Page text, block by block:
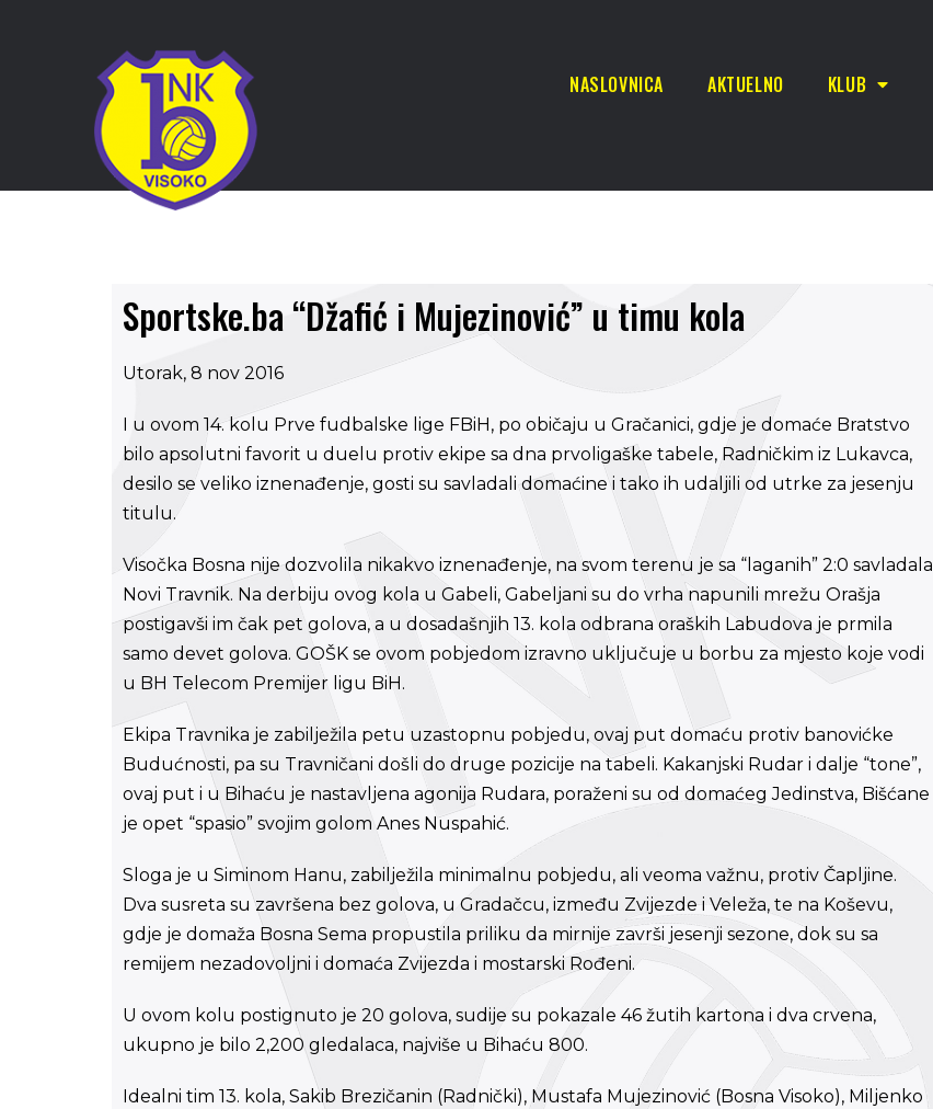
NASLOVNICA AKTUELNO KLUB
Sportske.ba “Džafić i Mujezinović” u timu kola
Utorak, 8 nov 2016
I u ovom 14. kolu Prve fudbalske lige FBiH, po običaju u Gračanici, gdje je domaće Bratstvo
bilo apsolutni favorit u duelu protiv ekipe sa dna prvoligaške tabele, Radničkim iz Lukavca,
desilo se veliko iznenađenje, gosti su savladali domaćine i tako ih udaljili od utrke za jesenju
titulu.
Visočka Bosna nije dozvolila nikakvo iznenađenje, na svom terenu je sa “laganih” 2:0 savladala
Novi Travnik. Na derbiju ovog kola u Gabeli, Gabeljani su do vrha napunili mrežu Orašja
postigavši im čak pet golova, a u dosadašnjih 13. kola odbrana oraških Labudova je prmila
samo devet golova. GOŠK se ovom pobjedom izravno uključuje u borbu za mjesto koje vodi
u BH Telecom Premijer ligu BiH.
Ekipa Travnika je zabilježila petu uzastopnu pobjedu, ovaj put domaću protiv banovićke
Budućnosti, pa su Travničani došli do druge pozicije na tabeli. Kakanjski Rudar i dalje “tone”,
ovaj put i u Bihaću je nastavljena agonija Rudara, poraženi su od domaćeg Jedinstva, Bišćane
je opet “spasio” svojim golom Anes Nuspahić.
Sloga je u Siminom Hanu, zabilježila minimalnu pobjedu, ali veoma važnu, protiv Čapljine.
Dva susreta su završena bez golova, u Gradačcu, između Zvijezde i Veleža, te na Koševu,
gdje je domaža Bosna Sema propustila priliku da mirnije završi jesenji sezone, dok su sa
remijem nezadovoljni i domaća Zvijezda i mostarski Rođeni.
U ovom kolu postignuto je 20 golova, sudije su pokazale 46 žutih kartona i dva crvena,
ukupno je bilo 2,200 gledalaca, najviše u Bihaću 800.
Idealni tim 13. kola, Sakib Brezičanin (Radnički), Mustafa Mujezinović (Bosna Visoko), Miljenko